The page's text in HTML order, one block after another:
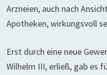
Arzneien, auch nach
Apotheken, wirkungsvoll
Erst durch eine neue
Wilhelm III, erließ, gab es